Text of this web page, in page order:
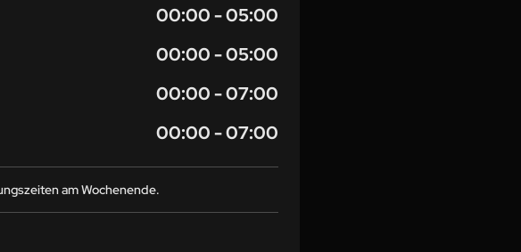
00:00 - 05:00
00:00 - 05:00
00:00 - 07:00
00:00 - 07:00
am Wochenende.